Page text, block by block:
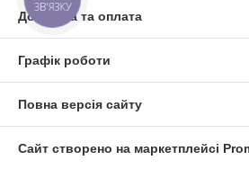
Доставка та оплата
Графік роботи
Повна версія сайту
Сайт створено на маркетплейсі
ЗВ'ЯЗКУ